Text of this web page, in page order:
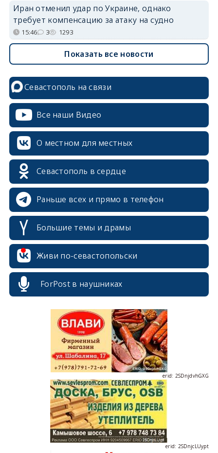
Иран отменил удар по Украине, однако
требует компенсацию за атаку на судно
15:46 3 1293
Показать все новости
Севастополь на связи
Все наши Видео
О местном для местных
Севастополь в сердце
Раньше всех и прямо в телефон
Большие темы и драмы
Живи по-севастопольски
ForPost в наушниках
erid: 2SDnjdvhGXG
erid: 2SDnjcLUypt